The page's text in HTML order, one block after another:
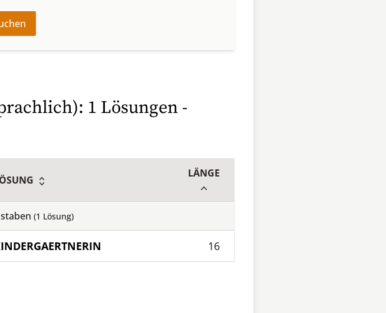
1 Lösungen -
LÄNGE
(1 Lösung)
16